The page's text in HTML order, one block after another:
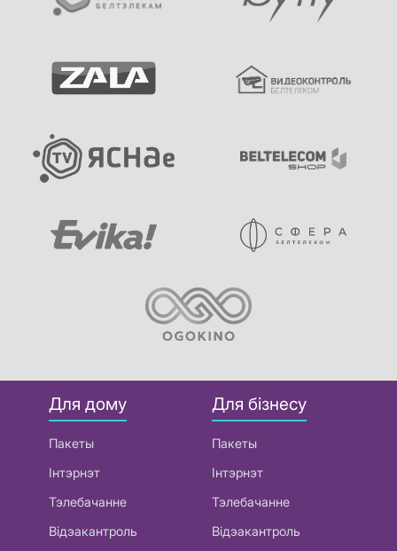
Для дому
Пакеты
Інтэрнэт
Тэлебачанне
Відэакантроль
Для бізнесу
Пакеты
Інтэрнэт
Тэлебачанне
Відэакантроль